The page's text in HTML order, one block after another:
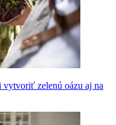
zelenú oázu aj na